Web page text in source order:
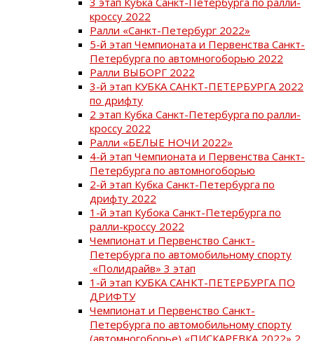
кроссу 2022
Ралли «Санкт-Петербург 2022»
5-й этап Чемпионата и Первенства Санкт-
Петербурга по автомногоборью 2022
Ралли ВЫБОРГ 2022
3-й этап КУБКА САНКТ-ПЕТЕРБУРГА 2022
по дрифту
2 этап Кубка Санкт-Петербурга по ралли-
кроссу 2022
Ралли «БЕЛЫЕ НОЧИ 2022»
4-й этап Чемпионата и Первенства Санкт-
Петербурга по автомногоборью
2-й этап Кубка Санкт-Петербурга по
дрифту 2022
1-й этап Кубока Санкт-Петербурга по
ралли-кроссу 2022
Чемпионат и Первенство Санкт-
Петербурга по автомобильному спорту
«Полидрайв» 3 этап
1-й этап КУБКА САНКТ-ПЕТЕРБУРГА ПО
ДРИФТУ
Чемпионат и Первенство Санкт-
Петербурга по автомобильному спорту
(автомногоборье) «ПИСКАРЕВКА 2022» 2